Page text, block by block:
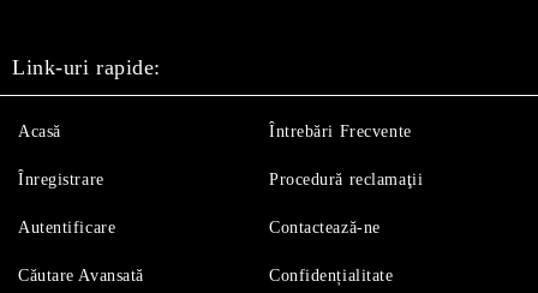
Link-uri rapide:
Acasă
Înregistrare
Autentificare
Căutare Avansată
Întrebări Frecvente
Procedură reclamaţii
Contactează-ne
Confidențialitate